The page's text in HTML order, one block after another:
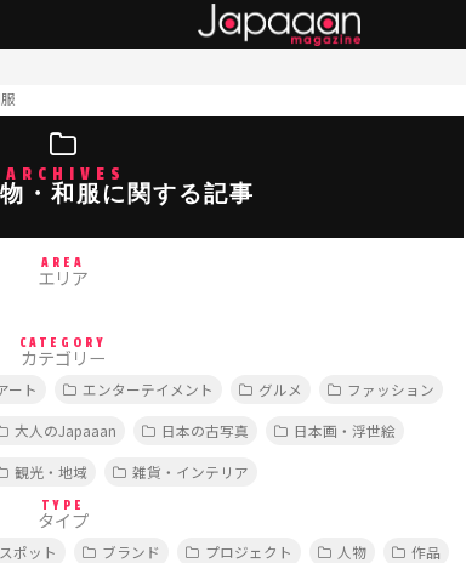
ARCHIVES
・和服に関する記事
AREA
エリア
CATEGORY
カテゴリー
ート エンターテイメント グルメ
ファッション
大人のJapaaan 日本の古写真
日本画・浮世絵
観光・地域 雑貨・インテリア
TYPE
タイプ
スポット ブランド プロジェクト 人物
作品